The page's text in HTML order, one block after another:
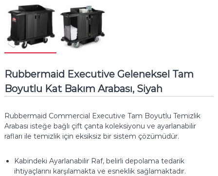
Rubbermaid Executive Geleneksel Tam
Boyutlu Kat Bakım Arabası, Siyah
Rubbermaid Commercial Executive Tam Boyutlu Temizlik
Arabası isteğe bağlı çift çanta koleksiyonu ve ayarlanabilir
rafları ile temizlik için eksiksiz bir sistem çözümüdür.
Kabindeki Ayarlanabilir Raf, belirli depolama tedarik
ihtiyaçlarını karşılamakta ve esneklik sağlamaktadır.